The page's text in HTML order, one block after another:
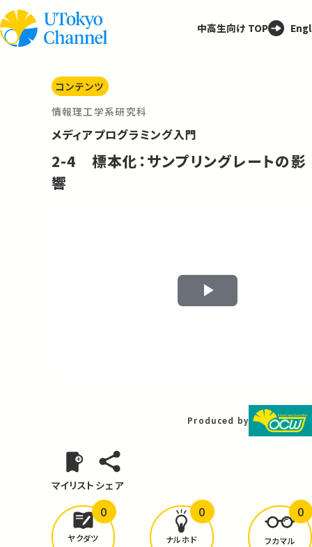
中高生向け TOP
コンテンツ
情報理工学系研究科
メディアプログラミング入門
2-4 標本化：サンプリングレートの影
響
Play
Produced by
マイリスト シェア
どんな学びがありましたか？
ヤクダツ
0
ナルホド
0
フカマル
0